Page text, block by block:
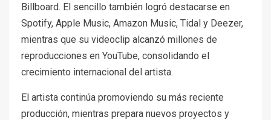
Billboard. El sencillo también logró destacarse en
Spotify, Apple Music, Amazon Music, Tidal y Deezer,
mientras que su videoclip alcanzó millones de
reproducciones en YouTube, consolidando el
crecimiento internacional del artista.
El artista continúa promoviendo su más reciente
producción, mientras prepara nuevos proyectos y